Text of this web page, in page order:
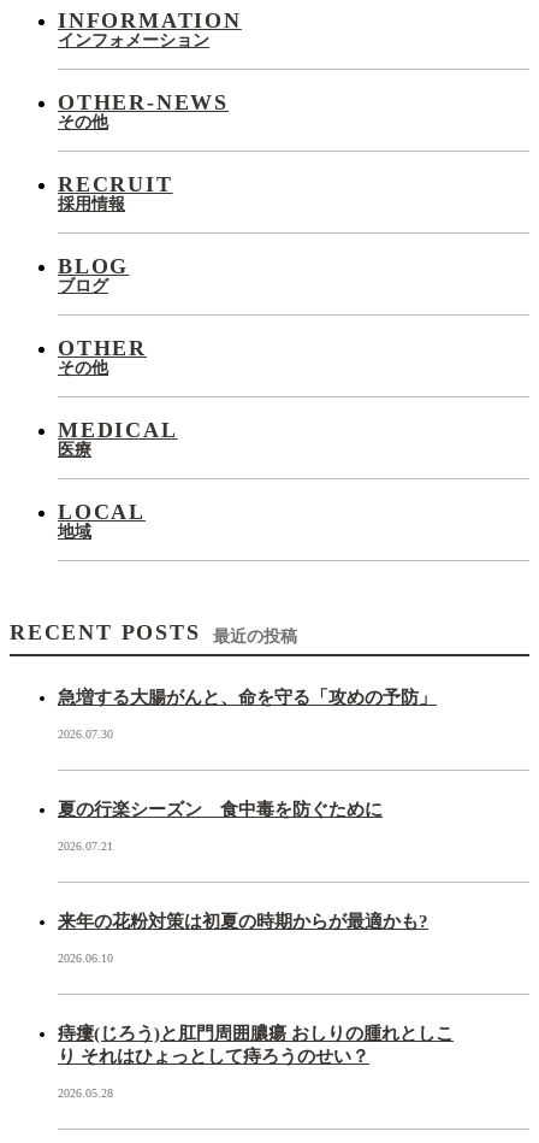
INFORMATION
インフォメーション
OTHER-NEWS
その他
RECRUIT
採用情報
BLOG
ブログ
OTHER
その他
MEDICAL
医療
LOCAL
地域
RECENT POSTS 最近の投稿
急増する大腸がんと、命を守る「攻めの予防」
2026.07.30
夏の行楽シーズン 食中毒を防ぐために
2026.07.21
来年の花粉対策は初夏の時期からが最適かも?
2026.06.10
痔瘻(じろう)と肛門周囲膿瘍 おしりの腫れとしこ
り それはひょっとして痔ろうのせい？
2026.05.28